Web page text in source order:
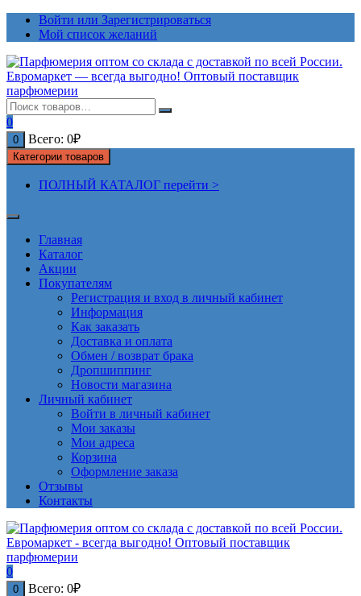
ПерейтиВойти или Зарегистрироваться
Мой список желаний
0
0 Всего: 0₽
Категории товаров
ПОЛНЫЙ КАТАЛОГ перейти >
Главная
Каталог
Акции
Покупателям
Регистрация и вход в личный кабинет
Информация
Как заказать
Доставка и оплата
Обмен / возврат брака
Дропшиппинг
Новости магазина
Личный кабинет
Войти в личный кабинет
Мои заказы
Мои адреса
Корзина
Оформление заказа
Отзывы
Контакты
0
0 Всего: 0₽